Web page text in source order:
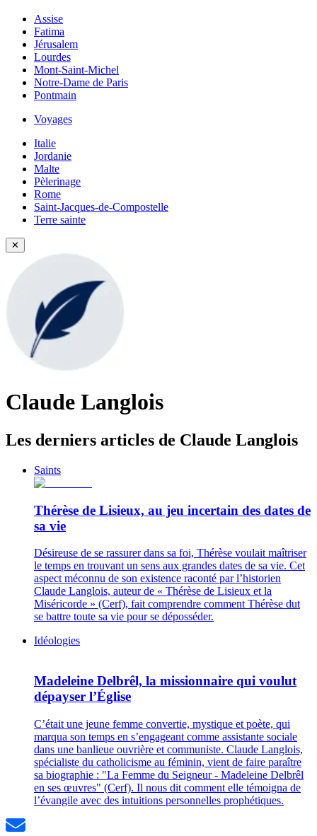
Assise
Fatima
Jérusalem
Lourdes
Mont-Saint-Michel
Notre-Dame de Paris
Pontmain
Voyages
Italie
Jordanie
Malte
Pèlerinage
Rome
Saint-Jacques-de-Compostelle
Terre sainte
✕
Claude Langlois
Les derniers articles de Claude Langlois
Saints
Thérèse de Lisieux, au jeu incertain des dates de
sa vie
Désireuse de se rassurer dans sa foi, Thérèse voulait maîtriser
le temps en trouvant un sens aux grandes dates de sa vie. Cet
aspect méconnu de son existence raconté par l’historien
Claude Langlois, auteur de « Thérèse de Lisieux et la
Miséricorde » (Cerf), fait comprendre comment Thérèse dut
se battre toute sa vie pour se déposséder.
Idéologies
Madeleine Delbrêl, la missionnaire qui voulut
dépayser l’Église
C’était une jeune femme convertie, mystique et poète, qui
marqua son temps en s’engageant comme assistante sociale
dans une banlieue ouvrière et communiste. Claude Langlois,
spécialiste du catholicisme au féminin, vient de faire paraître
sa biographie : "La Femme du Seigneur - Madeleine Delbrêl
en ses œuvres" (Cerf). Il nous dit comment elle témoigna de
l’évangile avec des intuitions personnelles prophétiques.